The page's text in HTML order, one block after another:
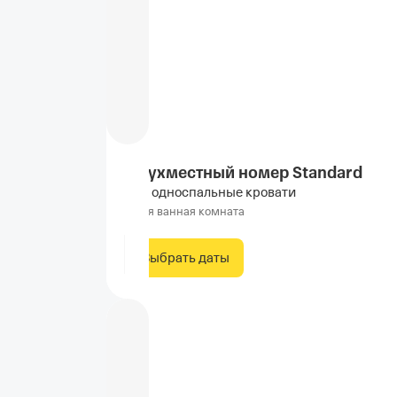
Двухместный номер Standard
2 односпальные кровати
Своя ванная комната
Выбрать даты